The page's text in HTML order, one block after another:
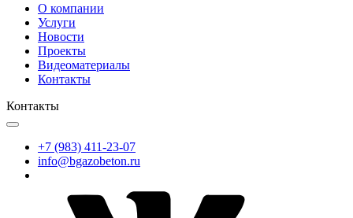
О компании
Услуги
Новости
Проекты
Видеоматериалы
Контакты
Контакты
+7 (983) 411-23-07
info@bgazobeton.ru